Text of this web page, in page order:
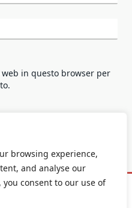
browsing experience,
and analyse our
consent to our use of
in questo browser per